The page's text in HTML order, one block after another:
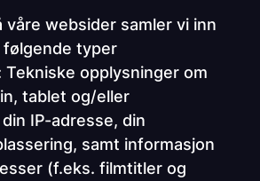
våre websider samler vi inn
følgende typer
Tekniske opplysninger om
tablet og/eller
IP-adresse, din
samt informasjon
(f.eks. filmtitler og